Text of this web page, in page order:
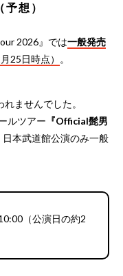
想）
2026』では一般発売
25日時点） 。
ませんでした。
ルツアー 『Official髭男
日本武道館公演のみ一般
（公演日の約2